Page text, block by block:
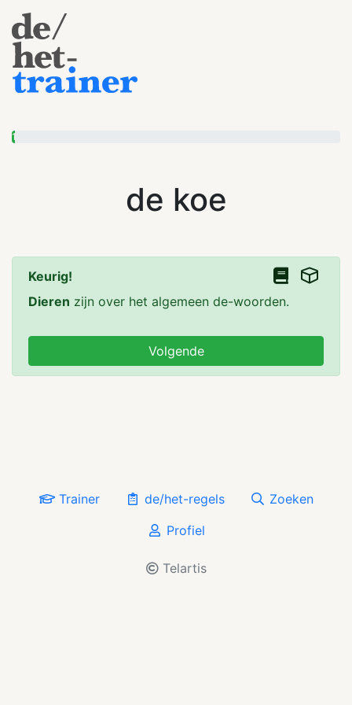
1
de koe
Keurig!
Dieren zijn over het algemeen de-woorden.
Volgende
Trainer de/het-regels
Zoeken
Profiel
Telartis